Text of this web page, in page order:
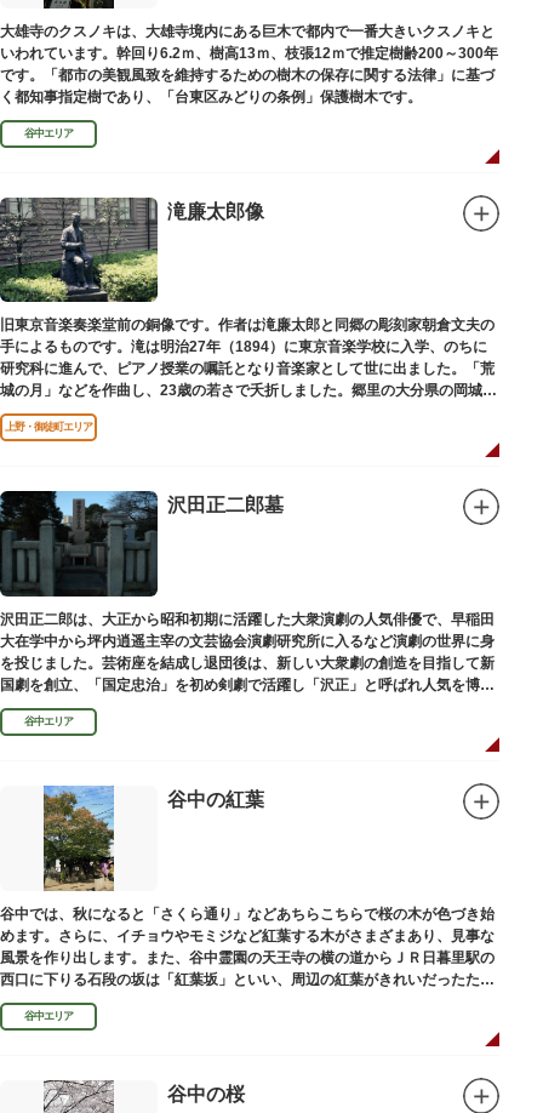
大雄寺のクスノキは、大雄寺境内にある巨木で都内で一番大きいクスノキと
いわれています。幹回り6.2ｍ、樹高13ｍ、枝張12ｍで推定樹齢200～300年
です。「都市の美観風致を維持するための樹木の保存に関する法律」に基づ
く都知事指定樹であり、「台東区みどりの条例」保護樹木です。
谷中エリア
滝廉太郎像
旧東京音楽奏楽堂前の銅像です。作者は滝廉太郎と同郷の彫刻家朝倉文夫の
手によるものです。滝は明治27年（1894）に東京音楽学校に入学、のちに
研究科に進んで、ピアノ授業の嘱託となり音楽家として世に出ました。「荒
城の月」などを作曲し、23歳の若さで夭折しました。郷里の大分県の岡城趾
にも同じ像が置かれています。
上野・御徒町エリア
沢田正二郎墓
沢田正二郎は、大正から昭和初期に活躍した大衆演劇の人気俳優で、早稲田
大在学中から坪内逍遥主宰の文芸協会演劇研究所に入るなど演劇の世界に身
を投じました。芸術座を結成し退団後は、新しい大衆劇の創造を目指して新
国劇を創立、「国定忠治」を初め剣劇で活躍し「沢正」と呼ばれ人気を博し
ました。お墓は谷中霊園にあります。
谷中エリア
谷中の紅葉
谷中では、秋になると「さくら通り」などあちらこちらで桜の木が色づき始
めます。さらに、イチョウやモミジなど紅葉する木がさまざまあり、見事な
風景を作り出します。また、谷中霊園の天王寺の横の道からＪＲ日暮里駅の
西口に下りる石段の坂は「紅葉坂」といい、周辺の紅葉がきれいだったため
このように命名されたという説があります。
谷中エリア
谷中の桜